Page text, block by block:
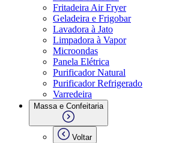
Fritadeira Air Fryer
Geladeira e Frigobar
Lavadora à Jato
Limpadora à Vapor
Microondas
Panela Elétrica
Purificador Natural
Purificador Refrigerado
Varredeira
Massa e Confeitaria
Voltar